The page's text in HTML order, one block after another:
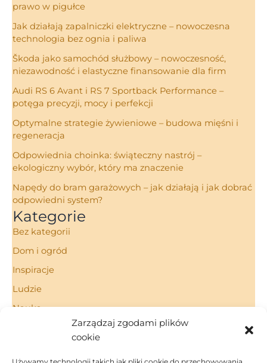
Zarządzaj zgodami plików
cookie
prawo w pigułce
Jak działają zapalniczki elektryczne – nowoczesna
technologia bez ognia i paliwa
Škoda jako samochód służbowy – nowoczesność,
niezawodność i elastyczne finansowanie dla firm
Audi RS 6 Avant i RS 7 Sportback Performance –
potęga precyzji, mocy i perfekcji
Optymalne strategie żywieniowe – budowa mięśni i
regeneracja
Odpowiednia choinka: świąteczny nastrój –
ekologiczny wybór, który ma znaczenie
Napędy do bram garażowych – jak działają i jak dobrać
odpowiedni system?
Kategorie
Bez kategorii
Dom i ogród
Inspiracje
Ludzie
Nauka